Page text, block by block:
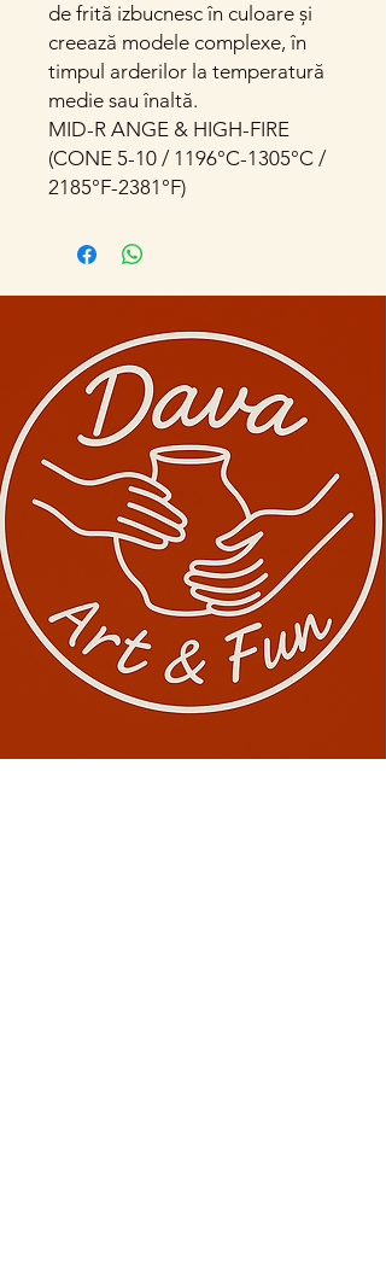
de frită izbucnesc în culoare și
creează modele complexe, în
timpul arderilor la temperatură
medie sau înaltă.
MID-R ANGE & HIGH-FIRE
(CONE 5-10 / 1196°C-1305°C /
2185°F-2381°F)